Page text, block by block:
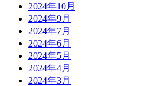
2024年10月
2024年9月
2024年7月
2024年6月
2024年5月
2024年4月
2024年3月